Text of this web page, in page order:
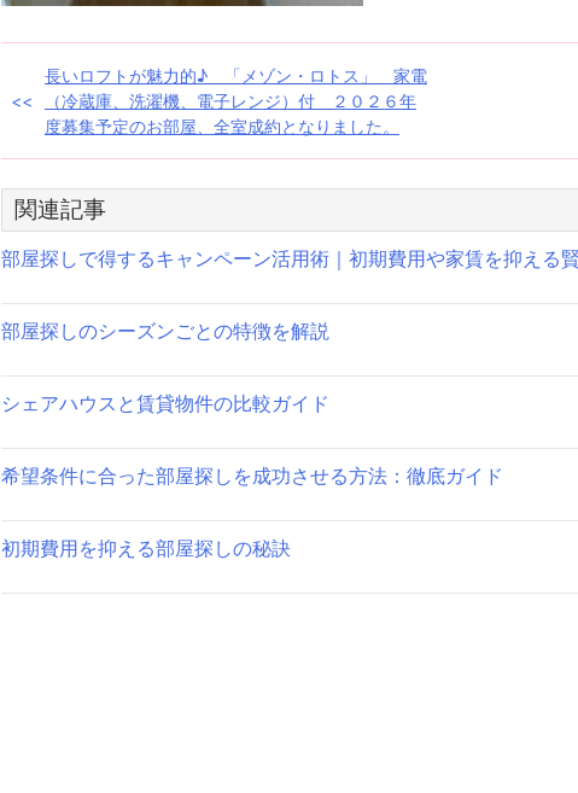
ナ
ビ
ゲ
ー
シ
ョ
長いロフトが魅力的♪ 「メゾン・ロトス」 家電
（冷蔵庫、洗濯機、電子レンジ）付 ２０２６年
度募集予定のお部屋、全室成約となりました。
関連記事
部屋探しで得するキャンペーン活用術｜初期費用や家賃を抑える
部屋探しのシーズンごとの特徴を解説
シェアハウスと賃貸物件の比較ガイド
希望条件に合った部屋探しを成功させる方法：徹底ガイド
初期費用を抑える部屋探しの秘訣